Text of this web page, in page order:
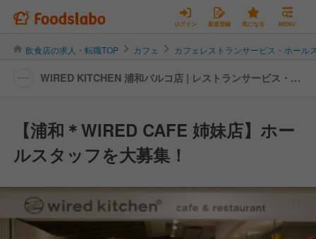
ログイン 新規登録 気になる MENU
飲食店の求人・転職TOP カフェ カフェレストランサービス・ホール
WIRED KITCHEN 浦和パルコ店 | レストランサービス・ホ
【浦和＊WIRED CAFE 姉妹店】ホー
ルスタッフを大募集！